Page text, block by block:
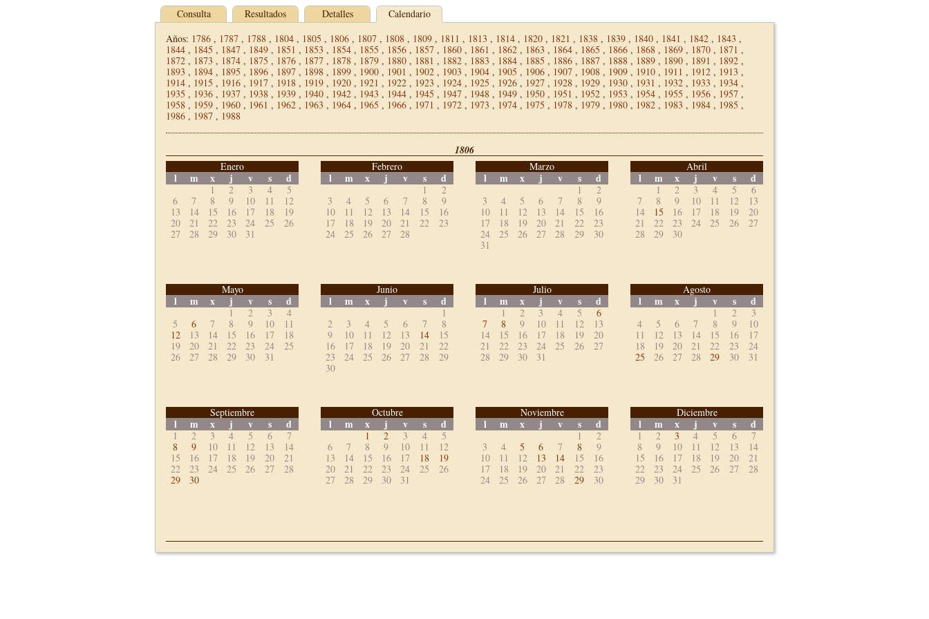
Consulta Resultados Detalles
Calendario
Años: 1786 , 1787 , 1788 , 1804 , 1805 , 1806 , 1807 , 1808 , 1809 , 1811 , 1813 , 1814 , 1820 , 1821 , 1838 , 1839 , 1840 , 1841 , 1842 , 1843 ,
1844 , 1845 , 1847 , 1849 , 1851 , 1853 , 1854 , 1855 , 1856 , 1857 , 1860 , 1861 , 1862 , 1863 , 1864 , 1865 , 1866 , 1868 , 1869 , 1870 , 1871 ,
1872 , 1873 , 1874 , 1875 , 1876 , 1877 , 1878 , 1879 , 1880 , 1881 , 1882 , 1883 , 1884 , 1885 , 1886 , 1887 , 1888 , 1889 , 1890 , 1891 , 1892 ,
1893 , 1894 , 1895 , 1896 , 1897 , 1898 , 1899 , 1900 , 1901 , 1902 , 1903 , 1904 , 1905 , 1906 , 1907 , 1908 , 1909 , 1910 , 1911 , 1912 , 1913 ,
1914 , 1915 , 1916 , 1917 , 1918 , 1919 , 1920 , 1921 , 1922 , 1923 , 1924 , 1925 , 1926 , 1927 , 1928 , 1929 , 1930 , 1931 , 1932 , 1933 , 1934 ,
1935 , 1936 , 1937 , 1938 , 1939 , 1940 , 1942 , 1943 , 1944 , 1945 , 1947 , 1948 , 1949 , 1950 , 1951 , 1952 , 1953 , 1954 , 1955 , 1956 , 1957 ,
1958 , 1959 , 1960 , 1961 , 1962 , 1963 , 1964 , 1965 , 1966 , 1971 , 1972 , 1973 , 1974 , 1975 , 1978 , 1979 , 1980 , 1982 , 1983 , 1984 , 1985 ,
1986 , 1987 , 1988
1806
Enero
l m x j v s d
1 2 3 4
5
6
7 8 9 10 11
12
13
14 15 16 17 18
19
20
21 22 23 24 25
26
27
28 29 30 31
Febrero
l m x j v s d
1
2
3
4 5 6 7 8
9
10
11 12 13 14 15
16
17
18 19 20 21 22
23
24
25 26 27 28
Marzo
l m x j v s d
1
2
3
4 5 6 7 8
9
10
11 12 13 14 15
16
17
18 19 20 21 22
23
24
25 26 27 28 29
30
31
Abril
l m x j v s d
1 2 3 4 5
6
7
8 9 10 11 12
13
14
15 16 17 18 19
20
21
22 23 24 25 26
27
28
29 30
Mayo
l m x j v s d
1 2 3
4
5
6 7 8 9 10
11
12
13 14 15 16 17
18
19
20 21 22 23 24
25
26
27 28 29 30 31
Junio
l m x j v s d
1
2
3 4 5 6 7
8
9
10 11 12 13 14
15
16
17 18 19 20 21
22
23
24 25 26 27 28
29
30
Julio
l m x j v s d
1 2 3 4 5
6
7
8 9 10 11 12
13
14
15 16 17 18 19
20
21
22 23 24 25 26
27
28
29 30 31
Agosto
l m x j v s d
1 2
3
4
5 6 7 8 9
10
11
12 13 14 15 16
17
18
19 20 21 22 23
24
25
26 27 28 29 30 31
Septiembre
l m x j v s d
1 2 3 4 5 6
7
8
9 10 11 12 13
14
15
16 17 18 19 20
21
22
23 24 25 26 27
28
29
30
Octubre
l m x j v s d
1 2 3 4
5
6
7 8 9 10 11
12
13
14 15 16 17 18
19
20
21 22 23 24 25
26
27
28 29 30 31
Noviembre
l m x j v s d
1
2
3
4 5 6 7 8
9
10
11 12 13 14 15
16
17
18 19 20 21 22
23
24
25 26 27 28 29 30
Diciembre
l m x j v s d
1 2 3 4 5 6
7
8
9 10 11 12 13
14
15
16 17 18 19 20
21
22
23 24 25 26 27
28
29
30 31